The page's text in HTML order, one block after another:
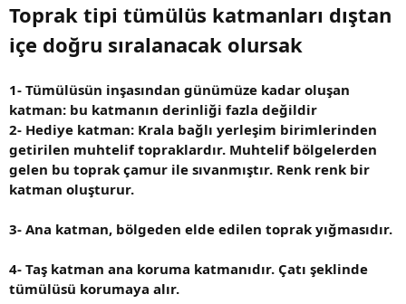
Toprak tipi tümülüs katmanları dıştan
içe doğru sıralanacak olursak
1- Tümülüsün inşasından günümüze kadar oluşan
katman: bu katmanın derinliği fazla değildir
2- Hediye katman: Krala bağlı yerleşim birimlerinden
getirilen muhtelif topraklardır. Muhtelif bölgelerden
gelen bu toprak çamur ile sıvanmıştır. Renk renk bir
katman oluşturur.
3- Ana katman, bölgeden elde edilen toprak yığmasıdır.
4- Taş katman ana koruma katmanıdır. Çatı şeklinde
tümülüsü korumaya alır.